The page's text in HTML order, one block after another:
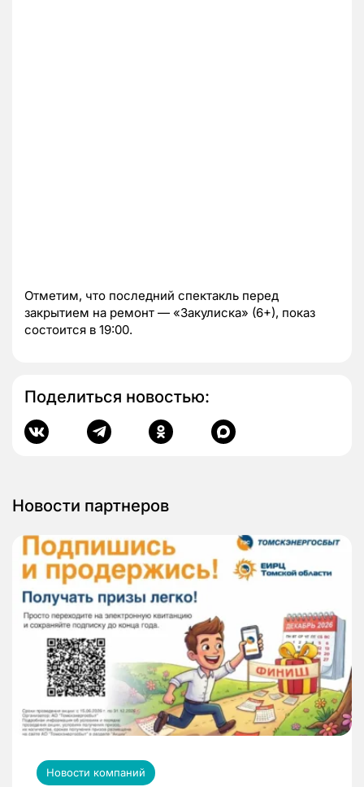
Отметим, что последний спектакль перед
закрытием на ремонт — «Закулиска» (6+), показ
состоится в 19:00.
Поделиться новостью:
Новости партнеров
Новости компаний